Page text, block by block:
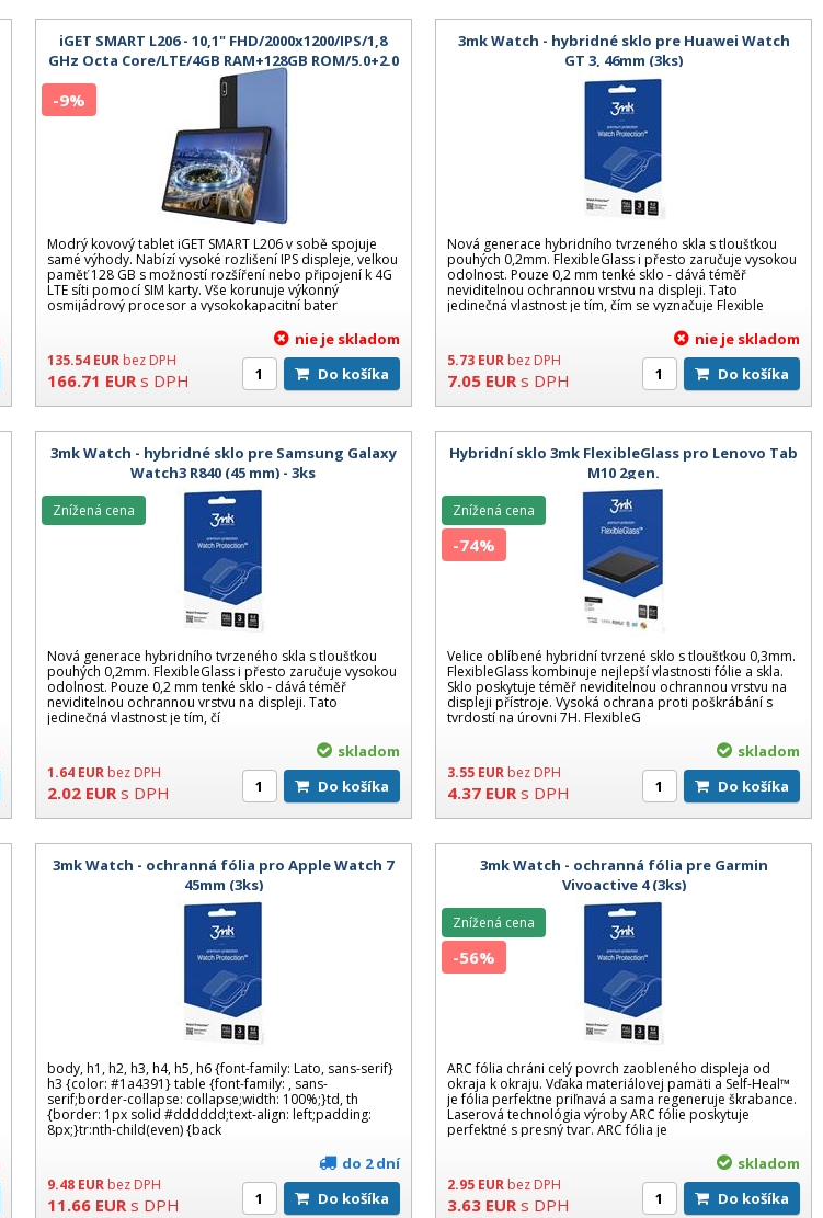
iGET SMART L206 - 10,1" FHD/2000x1200/IPS/1,8
GHz Octa Core/LTE/4GB RAM+128GB ROM/5.0+2.0
MPix/Android 11/černá/modrá
Modrý kovový tablet iGET SMART L206 v sobě spojuje
samé výhody. Nabízí vysoké rozlišení IPS displeje, velkou
paměť 128 GB s možností rozšíření nebo připojení k 4G
LTE síti pomocí SIM karty. Vše korunuje výkonný
osmijádrový procesor a vysokokapacitní bater
135.54 EUR bez DPH
166.71 EUR s DPH
-9%
nie je skladom
Do košíka
3mk Watch - hybridné sklo pre Huawei Watch
GT 3, 46mm (3ks)
Nová generace hybridního tvrzeného skla s tloušťkou
pouhých 0,2mm. FlexibleGlass i přesto zaručuje vysokou
odolnost. Pouze 0,2 mm tenké sklo - dává téměř
neviditelnou ochrannou vrstvu na displeji. Tato
jedinečná vlastnost je tím, čím se vyznačuje Flexible
5.73 EUR bez DPH
7.05 EUR s DPH
nie je skladom
Do košíka
3mk Watch - hybridné sklo pre Samsung Galaxy
Watch3 R840 (45 mm) - 3ks
Nová generace hybridního tvrzeného skla s tloušťkou
pouhých 0,2mm. FlexibleGlass i přesto zaručuje vysokou
odolnost. Pouze 0,2 mm tenké sklo - dává téměř
neviditelnou ochrannou vrstvu na displeji. Tato
jedinečná vlastnost je tím, čí
1.64 EUR bez DPH
2.02 EUR s DPH
Znížená cena
skladom
Do košíka
Hybridní sklo 3mk FlexibleGlass pro Lenovo Tab
M10 2gen.
Velice oblíbené hybridní tvrzené sklo s tloušťkou 0,3mm.
FlexibleGlass kombinuje nejlepší vlastnosti fólie a skla.
Sklo poskytuje téměř neviditelnou ochrannou vrstvu na
displeji přístroje. Vysoká ochrana proti poškrábání s
tvrdostí na úrovni 7H. FlexibleG
3.55 EUR bez DPH
4.37 EUR s DPH
Znížená cena
-74%
skladom
Do košíka
3mk Watch - ochranná fólia pro Apple Watch 7
45mm (3ks)
body, h1, h2, h3, h4, h5, h6 {font-family: Lato, sans-serif}
h3 {color: #1a4391} table {font-family: , sans-
serif;border-collapse: collapse;width: 100%;}td, th
{border: 1px solid #dddddd;text-align: left;padding:
8px;}tr:nth-child(even) {back
9.48 EUR bez DPH
11.66 EUR s DPH
do 2 dní
Do košíka
3mk Watch - ochranná fólia pre Garmin
Vivoactive 4 (3ks)
ARC fólia chráni celý povrch zaobleného displeja od
okraja k okraju. Vďaka materiálovej pamäti a Self-Heal™
je fólia perfektne priľnavá a sama regeneruje škrabance.
Laserová technológia výroby ARC fólie poskytuje
perfektné s presný tvar. ARC fólia je
2.95 EUR bez DPH
3.63 EUR s DPH
Znížená cena
-56%
skladom
Do košíka